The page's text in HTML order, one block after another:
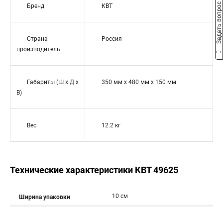
Бренд КВТ
Страна
производитель
Россия
Габариты (Ш х Д х
В)
350 мм x 480 мм x 150 мм
Вес 12.2 кг
Технические характеристики КВТ 49625
Ширина упаковки 10 см
Задать вопрос